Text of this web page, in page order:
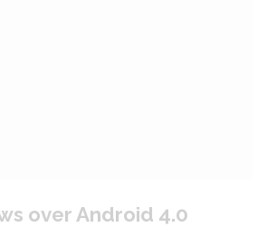
over Android 4.0